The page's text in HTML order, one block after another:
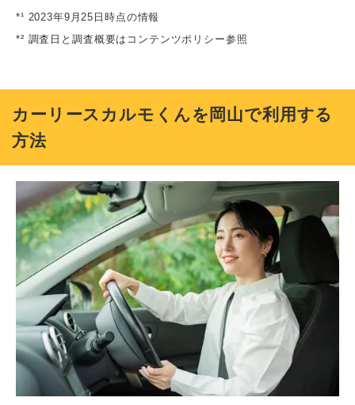
*¹ 2023年9月25日時点の情報
*² 調査日と調査概要はコンテンツポリシー参照
カーリースカルモくんを岡山で利用する
方法